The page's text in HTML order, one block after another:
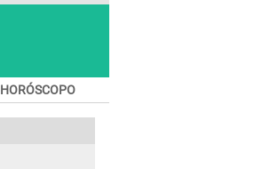
HORÓSCOPO